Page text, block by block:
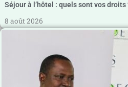
Séjour à l’hôtel : quels sont vos droits
8 août 2026